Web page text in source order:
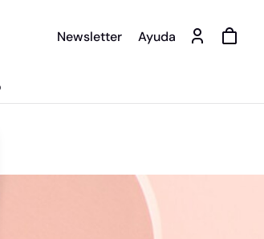
Newsletter Ayuda